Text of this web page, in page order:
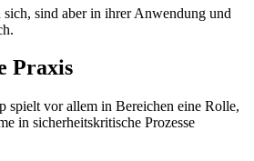
sich, sind aber in ihrer Anwendung und
Praxis
spielt vor allem in Bereichen eine Rolle,
in sicherheitskritische Prozesse